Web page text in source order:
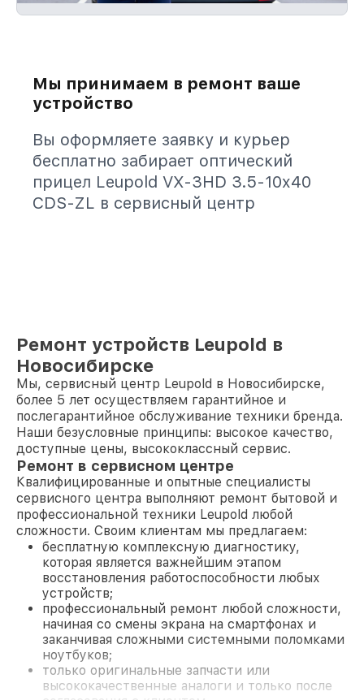
Мы принимаем в ремонт ваше
устройство
Вы оформляете заявку и курьер
бесплатно забирает оптический
прицел Leupold VX-3HD 3.5-10x40
CDS-ZL в сервисный центр
Ремонт устройств Leupold в
Новосибирске
Мы, сервисный центр Leupold в Новосибирске,
более 5 лет осуществляем гарантийное и
послегарантийное обслуживание техники бренда.
Наши безусловные принципы: высокое качество,
доступные цены, высококлассный сервис.
Ремонт в сервисном центре
Квалифицированные и опытные специалисты
сервисного центра выполняют ремонт бытовой и
профессиональной техники Leupold любой
сложности. Своим клиентам мы предлагаем:
бесплатную комплексную диагностику,
которая является важнейшим этапом
восстановления работоспособности любых
устройств;
профессиональный ремонт любой сложности,
начиная со смены экрана на смартфонах и
заканчивая сложными системными поломками
ноутбуков;
только оригинальные запчасти или
высококачественные аналоги и только после